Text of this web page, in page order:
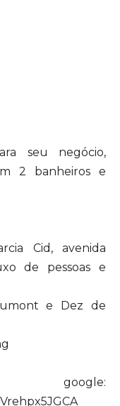
seu negócio,
2 banheiros e
Cid, avenida
de pessoas e
e Dez de